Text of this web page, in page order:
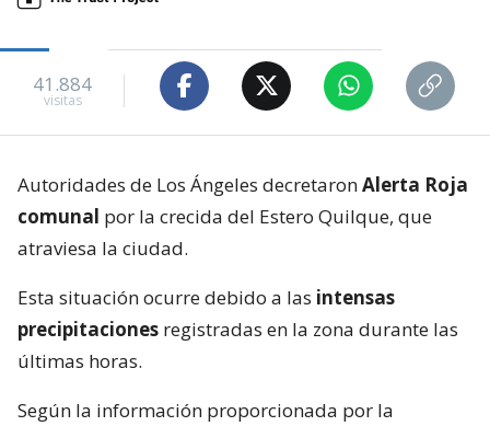
41.884
visitas
Autoridades de Los Ángeles decretaronAlerta Roja
comunal por la crecida del Estero Quilque, que
atraviesa la ciudad.
Esta situación ocurre debido a las intensas
precipitaciones registradas en la zona durante las
últimas horas.
Según la información proporcionada por la